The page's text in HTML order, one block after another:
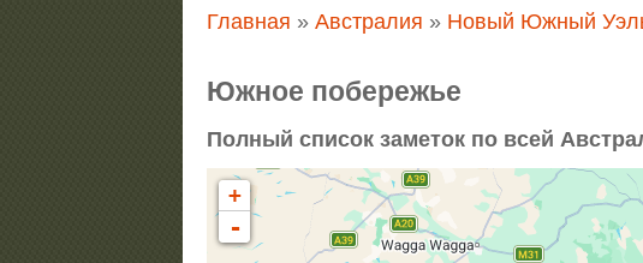
Вы здесь
Главная » Австралия » Новый Южный
Южное побережье
Полный список заметок по всей
+
-